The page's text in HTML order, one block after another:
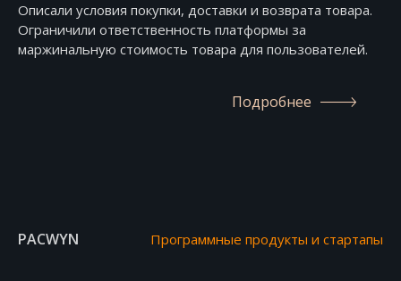
Описали условия покупки, доставки и возврата товара.
Ограничили ответственность платформы за
маржинальную стоимость товара для пользователей.
Подробнее
PACWYN Программные продукты и стартапы